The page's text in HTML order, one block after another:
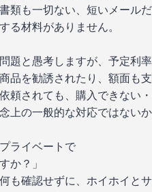
類も一切ない、短いメール
る材料がありません。
題と愚考しますが、予定利
品を勧誘されたり、額面も
頼されても、購入できない
上の一般的な対応ではないか
ライベートで
か？」
も確認せずに、ホイホイと